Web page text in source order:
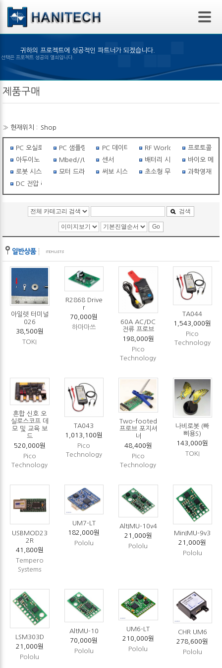
본문 바로가기
귀하의 프로젝트에 성공적인 파트너가 되겠습니다.
은 제품의 선택은 프로젝트 성공의 열쇠입니다.
제품구매
» 현재위치 : Shop
PC 오실로스코프PC 샘플링스코프PC 데이터 로거 RF World
프로토콜 아
아두이노 세상
Mbed//USB I/O센서 배터리 시스템
바이오 메탈
로봇 시스템
모터 드라이버 써보 시스템 초소형 무선비행체과학영재 필
DC 전압 레귤레이터
검색
아일렛 터미널
026
38,500원
TOKI
R2868 Drive
r
70,000원
하마마쓰
60A AC/DC
전류 프로브
198,000원
Pico
Technology
TA044
1,543,000원
Pico
Technology
혼합 신호 오
실로스코프 데
모 및 교육 보
드
520,000원
Pico
Technology
TA043
1,013,100원
Pico
Technology
Two-footed
프로브 포지셔
너
48,400원
Pico
Technology
나비로봇 (빠
삐용S)
143,000원
TOKI
USBMOD23
2R
41,800원
Tempero
Systems
UM7-LT
182,000원
Pololu
AltIMU-10v4
21,000원
Pololu
MinIMU-9v3
21,000원
Pololu
LSM303D
21,000원
Pololu
AltMU-10
70,000원
Pololu
UM6-LT
210,000원
Pololu
CHR UM6
278,600원
Pololu